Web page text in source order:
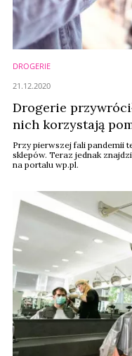
DROGERIE
Drogerie
nich korzystają
Przy pierwszej fali pandemii
sklepów. Teraz jednak
na portalu wp.pl.
21.12.2020